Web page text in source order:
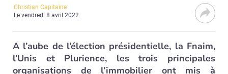
Christian Capitaine
Levendredi 8 avril 2022
A l’aube de l’élection présidentielle, la Fnaim,
l’Unis et Plurience, les trois principales
organisations de l’immobilier ont mis à